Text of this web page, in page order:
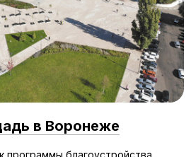
в Воронеже